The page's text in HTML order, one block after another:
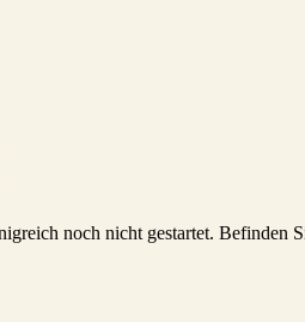
noch nicht gestartet. Befinden